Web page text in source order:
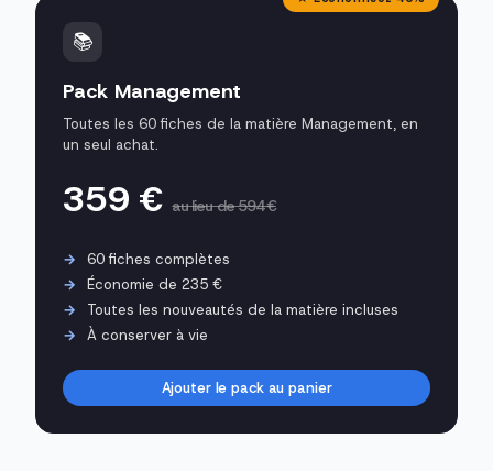
📚
Pack Management
Toutes les 60 fiches de la matière Management, en
un seul achat.
359 €au lieu de 594 €
60 fiches complètes
Économie de 235 €
Toutes les nouveautés de la matière incluses
À conserver à vie
Ajouter le pack au panier